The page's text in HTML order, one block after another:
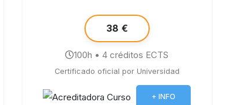
38 €
100h • 4 créditos ECTS
Certificado oficial por Universidad
+ INFO